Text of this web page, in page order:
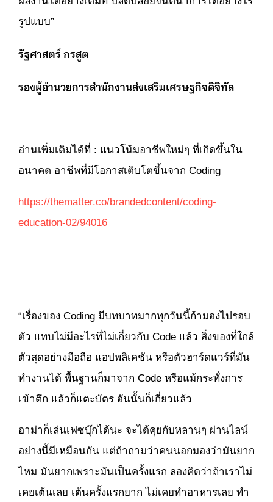
รูปแบบ”
รัฐศาสตร์ กรสูต
รองผู้อำนวยการสำนักงานส่งเสริมเศรษฐกิจดิจิทัล
อ่านเพิ่มเติมได้ที่ : แนวโน้มอาชีพใหม่ๆ ที่เกิดขึ้นใน
อนาคต อาชีพที่มีโอกาสเติบโตขึ้นจาก Coding
https://thematter.co/brandedcontent/coding-
education-02/94016
“เรื่องของ Coding มีบทบาทมากทุกวันนี้ถ้ามองไปรอบ
ตัว แทบไม่มีอะไรที่ไม่เกี่ยวกับ Code แล้ว สิ่งของที่ใกล้
ตัวสุดอย่างมือถือ แอปพลิเคชัน หรือตัวฮาร์ดแวร์ที่มัน
ทำงานได้ พื้นฐานก็มาจาก Code หรือแม้กระทั่งการ
เข้าตึก แล้วก็แตะบัตร อันนั้นก็เกี่ยวแล้ว
อาม่าก็เล่นเฟซบุ๊กได้นะ จะได้คุยกับหลานๆ ผ่านไลน์
อย่างนี้มีเหมือนกัน แต่ถ้าถามว่าคนนอกมองว่ามันยาก
ไหม มันยากเพราะมันเป็นครั้งแรก ลองคิดว่าถ้าเราไม่
เคยเต้นเลย เต้นครั้งแรกยาก ไม่เคยทำอาหารเลย ทำ